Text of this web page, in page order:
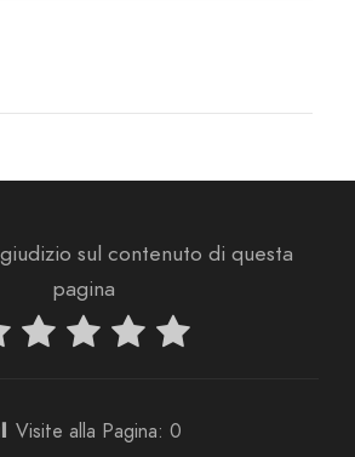
sul contenuto di questa
pagina
Visite alla Pagina: 0